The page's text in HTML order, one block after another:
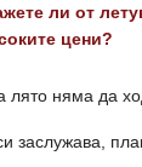
ли от
цени?
лято няма да
заслужава,